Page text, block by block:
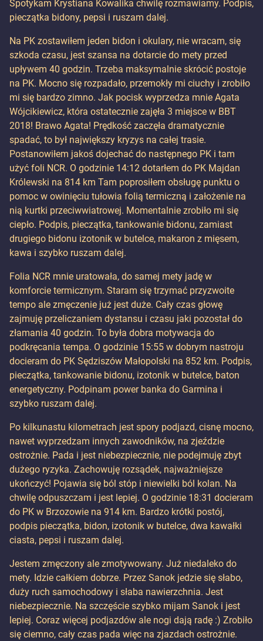
Spotykam Krystiana Kowalika chwilę rozmawiamy. Podpis,
pieczątka bidony, pepsi i ruszam dalej.
Na PK zostawiłem jeden bidon i okulary, nie wracam, się
szkoda czasu, jest szansa na dotarcie do mety przed
upływem 40 godzin. Trzeba maksymalnie skrócić postoje
na PK. Mocno się rozpadało, przemokły mi ciuchy i zrobiło
mi się bardzo zimno. Jak pocisk wyprzedza mnie Agata
Wójcikiewicz, która ostatecznie zajęła 3 miejsce w BBT
2018! Brawo Agata! Prędkość zaczęła dramatycznie
spadać, to był największy kryzys na całej trasie.
Postanowiłem jakoś dojechać do następnego PK i tam
użyć foli NCR. O godzinie 14:12 dotarłem do PK Majdan
Królewski na 814 km Tam poprosiłem obsługę punktu o
pomoc w owinięciu tułowia folią termiczną i założenie na
nią kurtki przeciwwiatrowej. Momentalnie zrobiło mi się
ciepło. Podpis, pieczątka, tankowanie bidonu, zamiast
drugiego bidonu izotonik w butelce, makaron z mięsem,
kawa i szybko ruszam dalej.
Folia NCR mnie uratowała, do samej mety jadę w
komforcie termicznym. Staram się trzymać przyzwoite
tempo ale zmęczenie już jest duże. Cały czas głowę
zajmuję przeliczaniem dystansu i czasu jaki pozostał do
złamania 40 godzin. To była dobra motywacja do
podkręcania tempa. O godzinie 15:55 w dobrym nastroju
docieram do PK Sędziszów Małopolski na 852 km. Podpis,
pieczątka, tankowanie bidonu, izotonik w butelce, baton
energetyczny. Podpinam power banka do Garmina i
szybko ruszam dalej.
Po kilkunastu kilometrach jest spory podjazd, cisnę mocno,
nawet wyprzedzam innych zawodników, na zjeździe
ostrożnie. Pada i jest niebezpiecznie, nie podejmuję zbyt
dużego ryzyka. Zachowuję rozsądek, najważniejsze
ukończyć! Pojawia się ból stóp i niewielki ból kolan. Na
chwilę odpuszczam i jest lepiej. O godzinie 18:31 docieram
do PK w Brzozowie na 914 km. Bardzo krótki postój,
podpis pieczątka, bidon, izotonik w butelce, dwa kawałki
ciasta, pepsi i ruszam dalej.
Jestem zmęczony ale zmotywowany. Już niedaleko do
mety. Idzie całkiem dobrze. Przez Sanok jedzie się słabo,
duży ruch samochodowy i słaba nawierzchnia. Jest
niebezpiecznie. Na szczęście szybko mijam Sanok i jest
lepiej. Coraz więcej podjazdów ale nogi dają radę :) Zrobiło
się ciemno, cały czas pada więc na zjazdach ostrożnie.